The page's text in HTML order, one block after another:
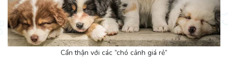
Cẩn thận với các “chó cảnh giá rẻ”